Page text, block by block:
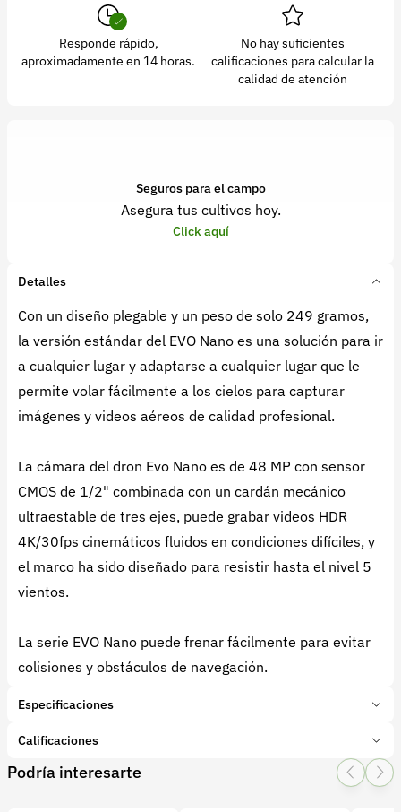
Responde rápido,
aproximadamente en 14 horas.
No hay suficientes
calificaciones para calcular la
calidad de atención
Seguros para el campo
Asegura tus cultivos hoy.
Click aquí
Detalles
Con un diseño plegable y un peso de solo 249 gramos,
la versión estándar del EVO Nano es una solución para ir
a cualquier lugar y adaptarse a cualquier lugar que le
permite volar fácilmente a los cielos para capturar
imágenes y videos aéreos de calidad profesional.
La cámara del dron Evo Nano es de 48 MP con sensor
CMOS de 1/2" combinada con un cardán mecánico
ultraestable de tres ejes, puede grabar videos HDR
4K/30fps cinemáticos fluidos en condiciones difíciles, y
el marco ha sido diseñado para resistir hasta el nivel 5
vientos.
La serie EVO Nano puede frenar fácilmente para evitar
colisiones y obstáculos de navegación.
Especificaciones
Marca:
Autel Robotics
Tipo de producto:Insumo
Calificaciones
1 Star
2 Star
3 Star4 Star
Podría interesarte